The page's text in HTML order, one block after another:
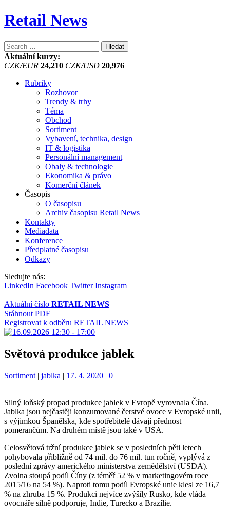
Retail News
Vyhledávání
Aktuální kurzy:
CZK/EUR 24,210 CZK/USD 20,976
Rubriky
Rozhovor
Trendy & trhy
Téma
Obchod
Sortiment
Vybavení, technika, design
IT & logistika
Personální management
Obaly & technologie
Ekonomika & právo
Komerční článek
Časopis
O časopisu
Archiv časopisu Retail News
Kontakty
Mediadata
Konference
Předplatné časopisu
Odkazy
Sledujte nás:
LinkedIn Facebook Twitter Instagram
Aktuální číslo RETAIL NEWS
Stáhnout PDF
Registrovat k odběru RETAIL NEWS
Světová produkce jablek
Kategorie:
Sortiment | Štítky:
jablka | 17. 4. 2020 | 0
Silný loňský propad produkce jablek v Evropě vyrovnala Čína.
Jablka jsou nejčastěji konzumované čerstvé ovoce v Evropské unii,
s výjimkou Španělska, kde spotřebitelé dávají přednost
pomerančům. Na druhém místě jsou také v USA.
Celosvětová tržní produkce jablek se v posledních pěti letech
pohybovala přibližně od 74 mil. do 76 mil. tun ročně, vyplývá z
poslední zprávy amerického ministerstva zemědělství (USDA).
Zvolna stoupá podíl Číny (z téměř 52 % v marketingovém roce
2015/16 na 54 %). Naproti tomu podíl Evropské unie klesl ze 16,7
% na zhruba 15 %. Produkci nejvíce zvýšily Rusko, kde vláda
ovocnáře silně podporuje, Indie, Turecko a Brazílie.